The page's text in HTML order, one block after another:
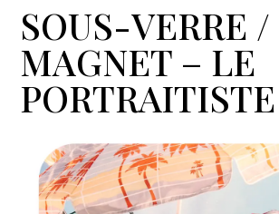
SOUS-VERRE /
MAGNET – LE
PORTRAITISTE